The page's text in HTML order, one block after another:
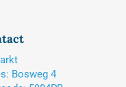
Bosweg 4